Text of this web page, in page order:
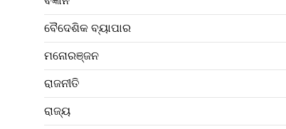
ବୈଦେଶିକ ବ୍ୟାପାର
ମନୋରଞ୍ଜନ
ରାଜନୀତି
ରାଜ୍ୟ